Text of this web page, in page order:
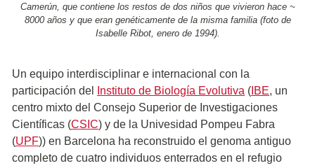
Camerún, que contiene los restos de dos niños que vivieron hace ~
8000 años y que eran genéticamente de la misma familia (foto de
Isabelle Ribot, enero de 1994).
Un equipo interdisciplinar e internacional con la
participación del
Instituto de Biología Evolutiva ( IBE, un
centro mixto del Consejo Superior de Investigaciones
Científicas (CSIC) y de la Univesidad Pompeu Fabra
(UPF)) en Barcelona ha reconstruido el genoma antiguo
completo de cuatro individuos enterrados en el refugio